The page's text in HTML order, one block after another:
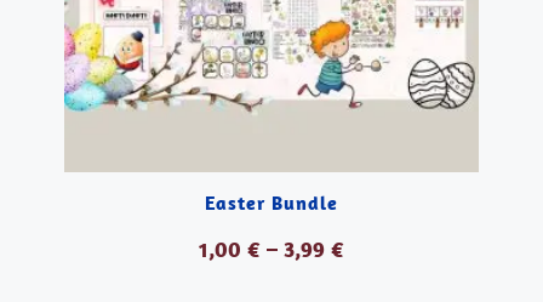
Easter Bundle
1,00 € – 3,99 €